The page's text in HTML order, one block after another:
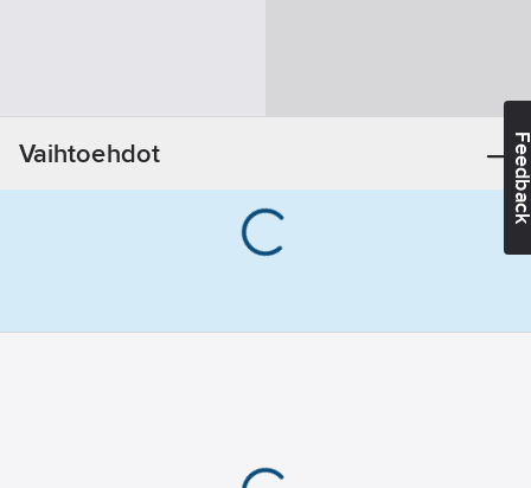
Vaihtoehdot